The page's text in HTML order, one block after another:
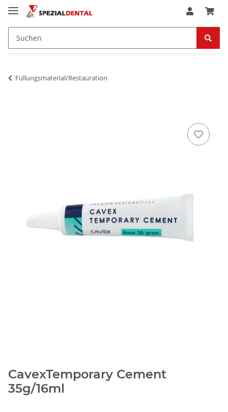
Füllungsmaterial/Restauration
CavexTemporary Cement
35g/16ml